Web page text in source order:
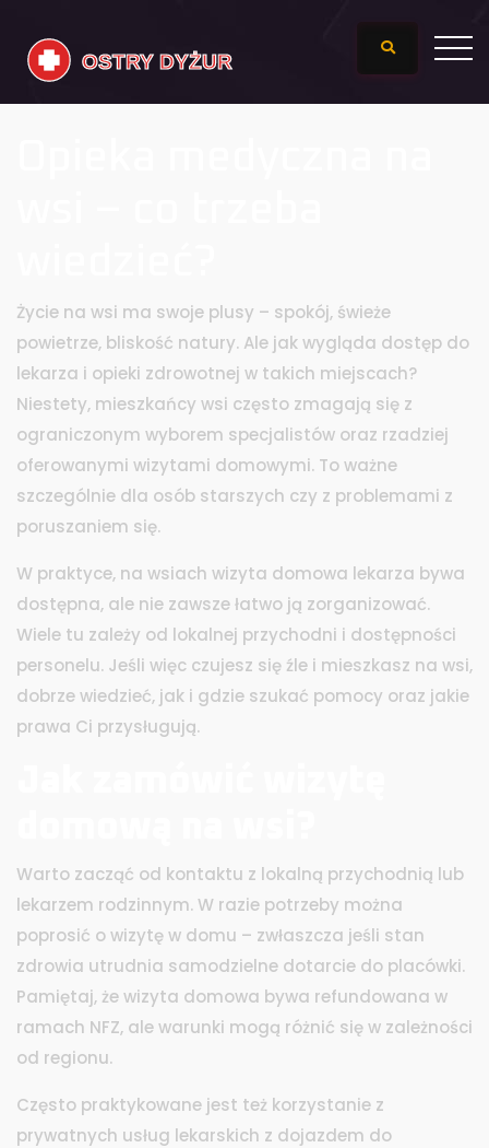
Życie na wsi ma swoje plusy – spokój, świeże
powietrze, bliskość natury. Ale jak wygląda dostęp do
lekarza i opieki zdrowotnej w takich miejscach?
Niestety, mieszkańcy wsi często zmagają się z
ograniczonym wyborem specjalistów oraz rzadziej
oferowanymi wizytami domowymi. To ważne
szczególnie dla osób starszych czy z problemami z
poruszaniem się.
W praktyce, na wsiach wizyta domowa lekarza bywa
dostępna, ale nie zawsze łatwo ją zorganizować.
Wiele tu zależy od lokalnej przychodni i dostępności
personelu. Jeśli więc czujesz się źle i mieszkasz na wsi,
dobrze wiedzieć, jak i gdzie szukać pomocy oraz jakie
prawa Ci przysługują.
Warto zacząć od kontaktu z lokalną przychodnią lub
lekarzem rodzinnym. W razie potrzeby można
poprosić o wizytę w domu – zwłaszcza jeśli stan
zdrowia utrudnia samodzielne dotarcie do placówki.
Pamiętaj, że wizyta domowa bywa refundowana w
ramach NFZ, ale warunki mogą różnić się w zależności
od regionu.
Często praktykowane jest też korzystanie z
prywatnych usług lekarskich z dojazdem do